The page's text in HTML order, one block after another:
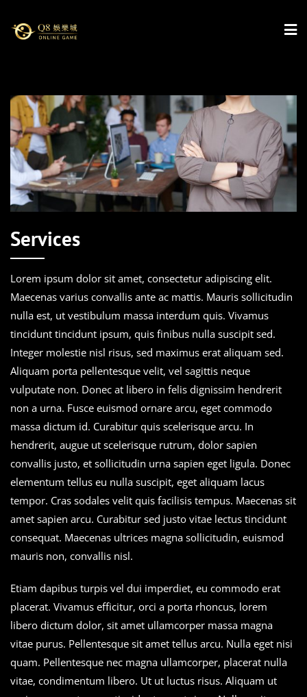
Services
Lorem ipsum dolor sit amet, consectetur adipiscing elit.
Maecenas varius convallis ante ac mattis. Mauris sollicitudin
nulla est, ut vestibulum massa interdum quis. Vivamus
tincidunt tincidunt ipsum, quis finibus nulla suscipit sed.
Integer molestie nisl risus, sed maximus erat aliquam sed.
Aliquam porta pellentesque velit, vel sagittis neque
vulputate non. Donec at libero in felis dignissim hendrerit
non a urna. Fusce euismod ornare arcu, eget commodo
massa dictum id. Curabitur quis scelerisque arcu. In
hendrerit, augue ut scelerisque rutrum, dolor sapien
convallis justo, et sollicitudin urna sapien eget ligula. Donec
elementum tellus eu nulla suscipit, eget aliquam lacus
tempor. Cras sodales velit quis facilisis tempus. Maecenas sit
amet sapien arcu. Curabitur sed justo vitae lectus tincidunt
consequat. Maecenas ultrices magna sollicitudin, euismod
mauris non, convallis nisl.
Etiam dapibus turpis vel dui imperdiet, eu commodo erat
placerat. Vivamus efficitur, orci a porta rhoncus, lorem
libero dictum dolor, sit amet ullamcorper massa magna
vitae purus. Pellentesque sit amet tellus arcu. Nulla eget nisi
quam. Pellentesque nec magna ullamcorper, placerat nulla
vitae, condimentum libero. Ut ut luctus risus. Aliquam ut